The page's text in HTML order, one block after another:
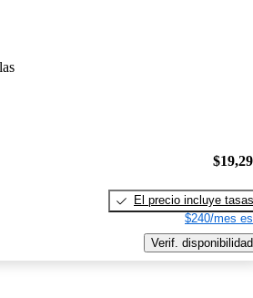
El precio incluye tasas
$240/mes
Verif. disponibilidad